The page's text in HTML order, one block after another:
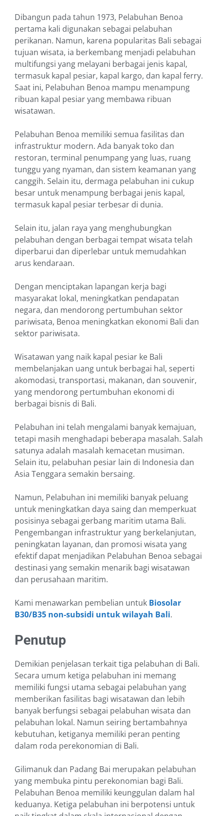
Dibangun pada tahun 1973, Pelabuhan Benoa
pertama kali digunakan sebagai pelabuhan
perikanan. Namun, karena popularitas Bali sebagai
tujuan wisata, ia berkembang menjadi pelabuhan
multifungsi yang melayani berbagai jenis kapal,
termasuk kapal pesiar, kapal kargo, dan kapal ferry.
Saat ini, Pelabuhan Benoa mampu menampung
ribuan kapal pesiar yang membawa ribuan
wisatawan.
Pelabuhan Benoa memiliki semua fasilitas dan
infrastruktur modern. Ada banyak toko dan
restoran, terminal penumpang yang luas, ruang
tunggu yang nyaman, dan sistem keamanan yang
canggih. Selain itu, dermaga pelabuhan ini cukup
besar untuk menampung berbagai jenis kapal,
termasuk kapal pesiar terbesar di dunia.
Selain itu, jalan raya yang menghubungkan
pelabuhan dengan berbagai tempat wisata telah
diperbarui dan diperlebar untuk memudahkan
arus kendaraan.
Dengan menciptakan lapangan kerja bagi
masyarakat lokal, meningkatkan pendapatan
negara, dan mendorong pertumbuhan sektor
pariwisata, Benoa meningkatkan ekonomi Bali dan
sektor pariwisata.
Wisatawan yang naik kapal pesiar ke Bali
membelanjakan uang untuk berbagai hal, seperti
akomodasi, transportasi, makanan, dan souvenir,
yang mendorong pertumbuhan ekonomi di
berbagai bisnis di Bali.
Pelabuhan ini telah mengalami banyak kemajuan,
tetapi masih menghadapi beberapa masalah. Salah
satunya adalah masalah kemacetan musiman.
Selain itu, pelabuhan pesiar lain di Indonesia dan
Asia Tenggara semakin bersaing.
Namun, Pelabuhan ini memiliki banyak peluang
untuk meningkatkan daya saing dan memperkuat
posisinya sebagai gerbang maritim utama Bali.
Pengembangan infrastruktur yang berkelanjutan,
peningkatan layanan, dan promosi wisata yang
efektif dapat menjadikan Pelabuhan Benoa sebagai
destinasi yang semakin menarik bagi wisatawan
dan perusahaan maritim.
Kami menawarkan pembelian untuk Biosolar
B30/B35 non-subsidi untuk wilayah Bali.
Penutup
Demikian penjelasan terkait tiga pelabuhan di Bali.
Secara umum ketiga pelabuhan ini memang
memiliki fungsi utama sebagai pelabuhan yang
memberikan fasilitas bagi wisatawan dan lebih
banyak berfungsi sebagai pelabuhan wisata dan
pelabuhan lokal. Namun seiring bertambahnya
kebutuhan, ketiganya memiliki peran penting
dalam roda perekonomian di Bali.
Gilimanuk dan Padang Bai merupakan pelabuhan
yang membuka pintu perekonomian bagi Bali.
Pelabuhan Benoa memiliki keunggulan dalam hal
keduanya. Ketiga pelabuhan ini berpotensi untuk